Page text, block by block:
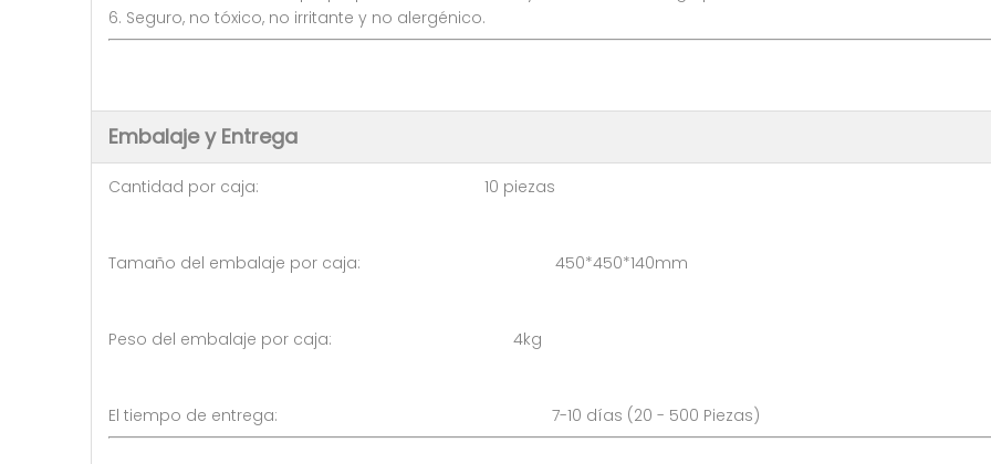
6. Seguro, no tóxico, no irritante y no alergénico.
Embalaje y Entrega
Cantidad por caja: 10 piezas
Tamaño del embalaje por caja: 450*450*140mm
Peso del embalaje por caja: 4kg
El tiempo de entrega: 7-10 días (20 - 500